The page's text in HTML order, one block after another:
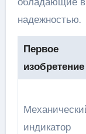
надежностью.
Первое
изобретение
индикатор